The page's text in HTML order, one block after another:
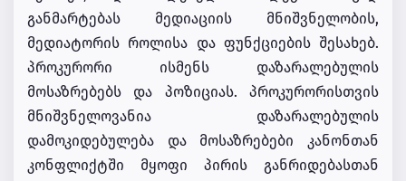
განმარტებას მედიაციის მნიშვნელობის,
მედიატორის როლისა და ფუნქციების შესახებ.
პროკურორი ისმენს დაზარალებულის
მოსაზრებებს და პოზიციას. პროკურორისთვის
მნიშვნელოვანია დაზარალებულის
დამოკიდებულება და მოსაზრებები კანონთან
კონფლიქტში მყოფი პირის განრიდებასთან